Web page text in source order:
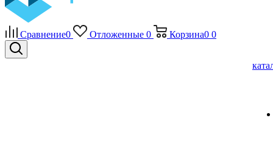
Сравнение0 Отложенные 0 Корзина0 0